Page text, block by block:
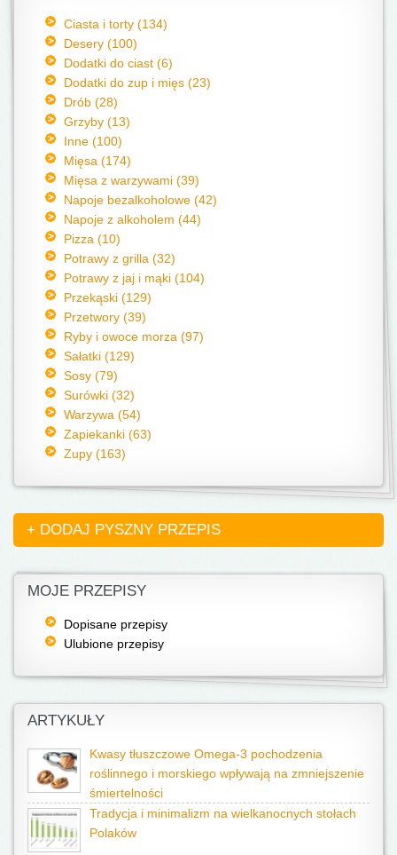
Ciasta i torty (134)
Desery (100)
Dodatki do ciast (6)
Dodatki do zup i mięs (23)
Drób (28)
Grzyby (13)
Inne (100)
Mięsa (174)
Mięsa z warzywami (39)
Napoje bezalkoholowe (42)
Napoje z alkoholem (44)
Pizza (10)
Potrawy z grilla (32)
Potrawy z jaj i mąki (104)
Przekąski (129)
Przetwory (39)
Ryby i owoce morza (97)
Sałatki (129)
Sosy (79)
Surówki (32)
Warzywa (54)
Zapiekanki (63)
Zupy (163)
+ DODAJ PYSZNY PRZEPIS
MOJE PRZEPISY
Dopisane przepisy
Ulubione przepisy
ARTYKUŁY
Kwasy tłuszczowe Omega-3 pochodzenia
roślinnego i morskiego wpływają na zmniejszenie
śmiertelności
Tradycja i minimalizm na wielkanocnych stołach
Polaków